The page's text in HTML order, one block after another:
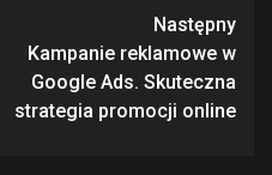
Następny
Kampanie reklamowe w
Google Ads. Skuteczna
strategia promocji online